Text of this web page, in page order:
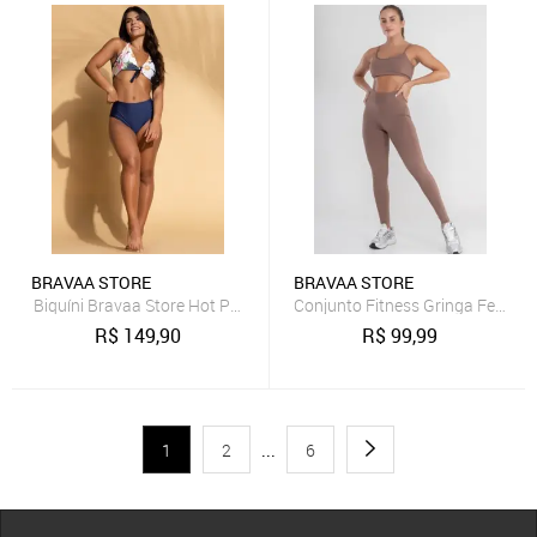
BRAVAA STORE
Biquíni Bravaa Store Hot Pants Feminino Cintura Alta Verão Moda
R$ 149,90
BRAVAA STORE
Conjunto Fitness Gringa
R$99,99
1 2 ... 6